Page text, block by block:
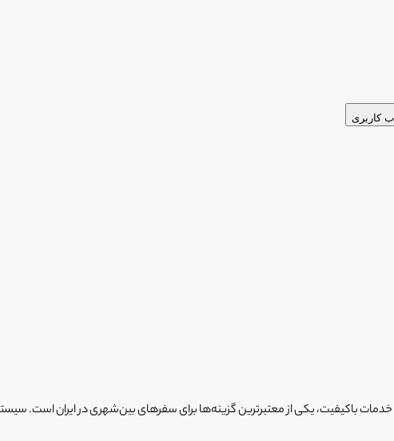
کاربری
باکیفیت، یکی از معتبرترین گزینه‌ها برای سفرهای بین‌شهری در ایران است.